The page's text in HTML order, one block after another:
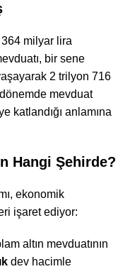
364 milyar lira
bir sene
2 trilyon 716
mevduat
katlandığı anlamına
Hangi Şehirde?
ekonomik
işaret ediyor:
altın mevduatının
dev hacimle